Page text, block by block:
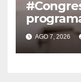
áreas
Raúl
AGO 7, 2026